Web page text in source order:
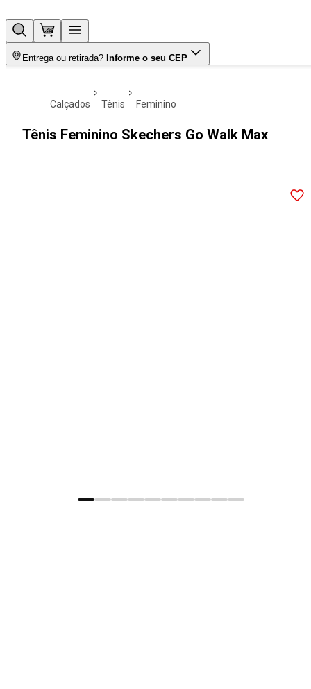
Entrega ou retirada? Informe o seu CEP
calçados tênis feminino
Tênis Feminino Skechers Go Walk Max